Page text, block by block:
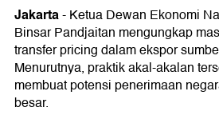
Jakarta-Ketua Dewan Ekonomi
Binsar Pandjaitan mengungkap
transfer pricing dalam ekspor
Menurutnya, praktik akal-akalan
membuat potensi penerimaan
besar.